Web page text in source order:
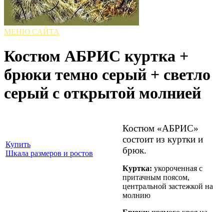
МЕНЮ САЙТА
Костюм АБРИС куртка +
брюки темно серый + светло
серый с открытой молнией
Купить
Шкала размеров и ростов
Костюм «АБРИС»
состоит из куртки и
брюк.
Куртка: укороченная с
притачным поясом,
центральной застежкой на
молнию